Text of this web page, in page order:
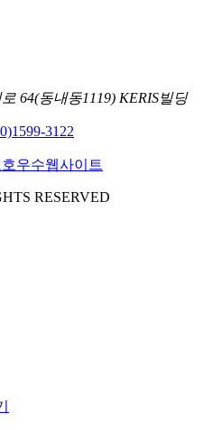
64(동내동1119) KERIS빌딩
1599-3122
RESERVED